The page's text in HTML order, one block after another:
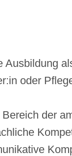
Ausbildung
oder
der